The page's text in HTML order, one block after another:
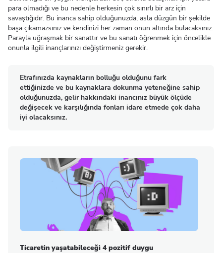
para olmadığı ve bu nedenle herkesin çok sınırlı bir arz için
savaştığıdır. Bu inanca sahip olduğunuzda, asla düzgün bir şekilde
başa çıkamazsınız ve kendinizi her zaman onun altında bulacaksınız.
Parayla uğraşmak bir sanattır ve bu sanatı öğrenmek için öncelikle
onunla ilgili inançlarınızı değiştirmeniz gerekir.
Etrafınızda kaynakların bolluğu olduğunu fark
ettiğinizde ve bu kaynaklara dokunma yeteneğine sahip
olduğunuzda, gelir hakkındaki inancınız büyük ölçüde
değişecek ve karşılığında fonları idare etmede çok daha
iyi olacaksınız.
Ticaretin yaşatabileceği 4 pozitif duygu